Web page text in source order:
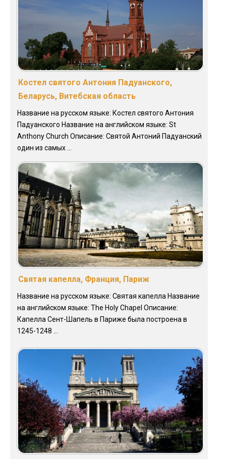
Костел святого Антония Падуанского,
Беларусь, Витебская область
Название на русском языке: Костел святого Антония
Падуанского Название на английском языке: St
Anthony Church Описание: Святой Антоний Падуанский
один из самых ...
Святая капелла, Франция, Париж
Название на русском языке: Святая капелла Название
на английском языке: The Holy Chapel Описание:
Капелла Сент-Шапель в Париже была построена в
1245-1248 ...